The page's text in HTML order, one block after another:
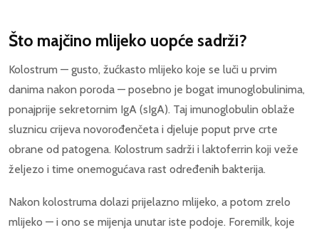
Što majčino mlijeko uopće sadrži?
Kolostrum — gusto, žućkasto mlijeko koje se luči u prvim
danima nakon poroda — posebno je bogat imunoglobulinima,
ponajprije sekretornim IgA (sIgA). Taj imunoglobulin oblaže
sluznicu crijeva novorođenčeta i djeluje poput prve crte
obrane od patogena. Kolostrum sadrži i laktoferrin koji veže
željezo i time onemogućava rast određenih bakterija.
Nakon kolostruma dolazi prijelazno mlijeko, a potom zrelo
mlijeko — i ono se mijenja unutar iste podoje. Foremilk, koje